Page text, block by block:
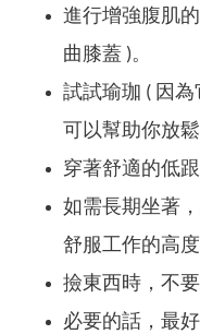
進行增強腹肌
曲膝蓋 )。
試試瑜珈 ( 因
可以幫助你放鬆
穿著舒適的低跟
如需長期坐著
舒服工作的高度
撿東西時，不
必要的話，最